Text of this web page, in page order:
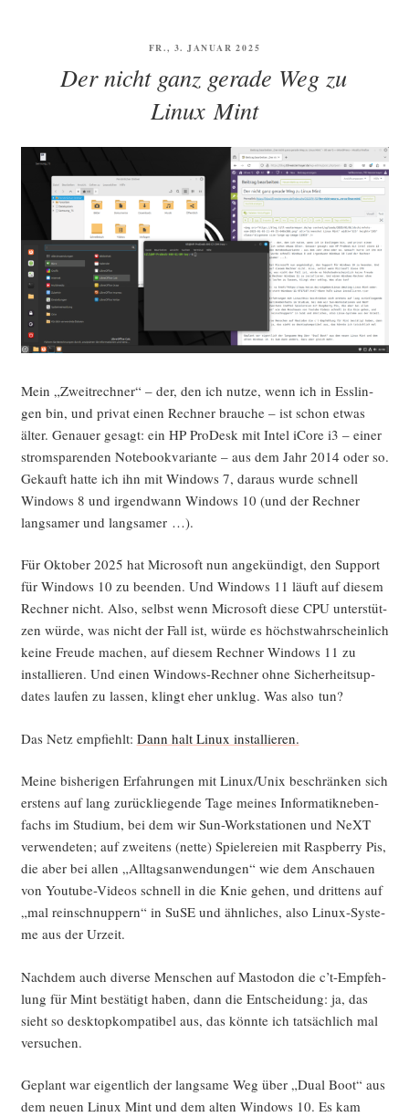
VERÖFFENTLICHT
FR., 3. JANUAR 2025
Der nicht ganz gerade Weg zu
Linux Mint
Mein „Zweit­rech­ner“ – der, den ich nut­ze, wenn ich in Ess­lin­
gen bin, und pri­vat einen Rech­ner brau­che – ist schon etwas
älter. Genau­er gesagt: ein HP Pro­Desk mit Intel iCo­re i3 – einer
strom­spa­ren­den Note­book­va­ri­an­te – aus dem Jahr 2014 oder so.
Gekauft hat­te ich ihn mit Win­dows 7, dar­aus wur­de schnell
Win­dows 8 und irgend­wann Win­dows 10 (und der Rech­ner
lang­sa­mer und langsamer …).
Für Okto­ber 2025 hat Micro­soft nun ange­kün­digt, den Sup­port
für Win­dows 10 zu been­den. Und Win­dows 11 läuft auf die­sem
Rech­ner nicht. Also, selbst wenn Micro­soft die­se CPU unter­stüt­
zen wür­de, was nicht der Fall ist, wür­de es höchst­wahr­schein­lich
kei­ne Freu­de machen, auf die­sem Rech­ner Win­dows 11 zu
instal­lie­ren. Und einen Win­dows-Rech­ner ohne Sicher­heits­up­
dates lau­fen zu las­sen, klingt eher unklug. Was also tun?
Das Netz emp­fiehlt: Dann halt Linux instal­lie­ren.
Mei­ne bis­he­ri­gen Erfah­run­gen mit Linux/Unix beschrän­ken sich
ers­tens auf lang zurück­lie­gen­de Tage mei­nes Infor­ma­tik­ne­ben­
fachs im Stu­di­um, bei dem wir Sun-Work­sta­tio­nen und NeXT
ver­wen­de­ten; auf zwei­tens (net­te) Spie­le­rei­en mit Raspber­ry Pis,
die aber bei allen „All­tags­an­wen­dun­gen“ wie dem Anschau­en
von You­tube-Vide­os schnell in die Knie gehen, und drit­tens auf
„mal rein­schnup­pern“ in SuSE und ähn­li­ches, also Linux-Sys­te­
me aus der Urzeit.
Nach­dem auch diver­se Men­schen auf Mast­o­don die c’t-Emp­feh­
lung für Mint bestä­tigt haben, dann die Ent­schei­dung: ja, das
sieht so desk­top­kom­pa­ti­bel aus, das könn­te ich tat­säch­lich mal
versuchen.
Geplant war eigent­lich der lang­sa­me Weg über „Dual Boot“ aus
dem neu­en Linux Mint und dem alten Win­dows 10. Es kam